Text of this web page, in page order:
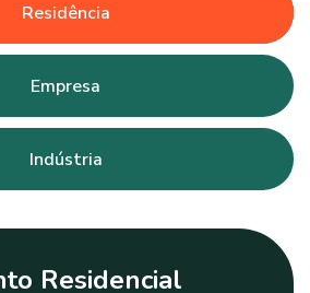
Residência
Empresa
Indústria
Residencial